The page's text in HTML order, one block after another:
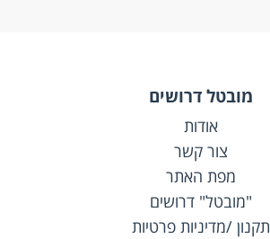
מובטל דרושים
אודות
צור קשר
מפת האתר
"מובטל" דרושים
תקנון /מדיניות פרטיות